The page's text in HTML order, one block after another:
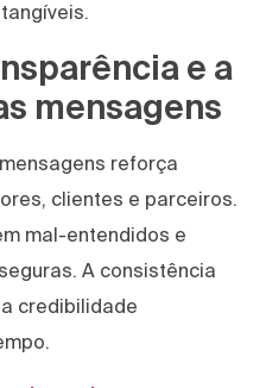
e a
mensagens
reforça
clientes e parceiros.
mal-entendidos e
A consistência
credibilidade